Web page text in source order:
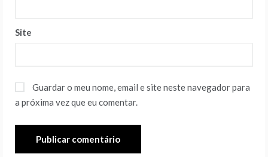
Site
Guardar o meu nome, email e site neste navegador para
a próxima vez que eu comentar.